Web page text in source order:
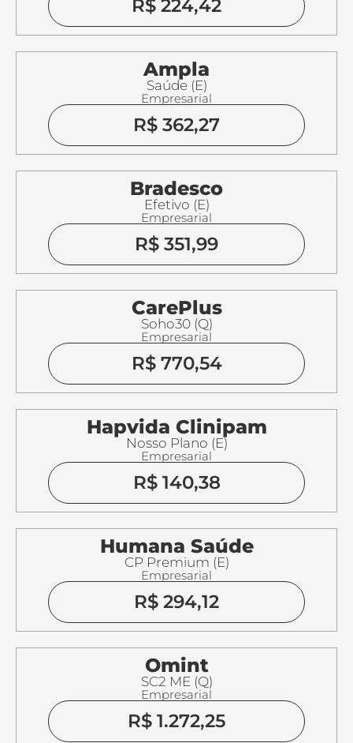
R$ 224,42
Ampla
Saúde (E)
Empresarial
R$ 362,27
Bradesco
Efetivo (E)
Empresarial
R$ 351,99
CarePlus
Soho30 (Q)
Empresarial
R$ 770,54
Hapvida Clinipam
Nosso Plano (E)
Empresarial
R$ 140,38
Humana Saúde
CP Premium (E)
Empresarial
R$ 294,12
Omint
SC2 ME (Q)
Empresarial
R$ 1.272,25